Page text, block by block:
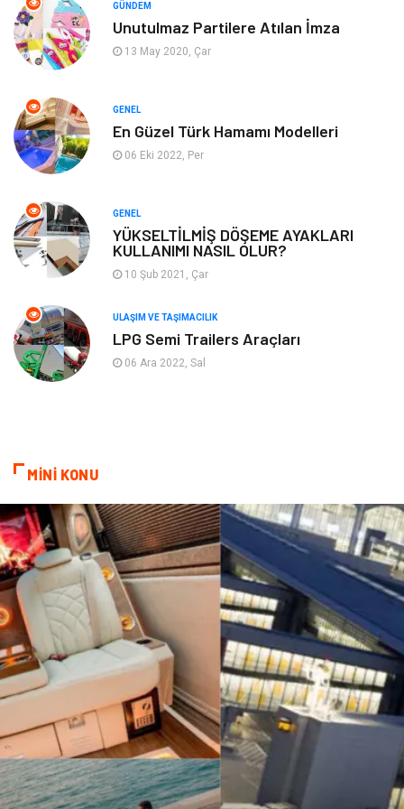
Organizasyon Mobilya
Tatil Finans & Ekonomi
Turizm
Aksesuar
Plastik
Ambalaj Eğlence
Pazarlama
Bilişim televizyon
Bebek Giyim Dernekler ve Birlikler
çiçek İnternet
Tarım & Hayvancılık Endüstriyel Ürünler
GÜNDEM
Unutulmaz Partilere Atılan İmza
13 May 2020, Çar
GENEL
En Güzel Türk Hamamı Modelleri
06 Eki 2022, Per
GENEL
YÜKSELTİLMİŞ DÖŞEME AYAKLARI
KULLANIMI NASIL OLUR?
10 Şub 2021, Çar
ULAŞIM VE TAŞIMACILIK
LPG Semi Trailers Araçları
06 Ara 2022, Sal
MİNİ KONU